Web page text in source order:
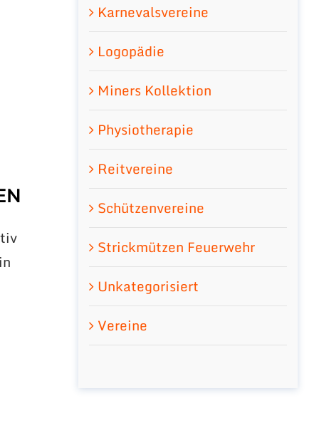
Karnevalsvereine
Logopädie
Miners Kollektion
Physiotherapie
Reitvereine
Schützenvereine
Strickmützen Feuerwehr
Unkategorisiert
Vereine